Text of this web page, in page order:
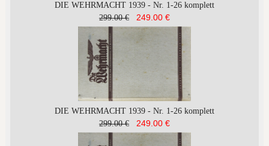
DIE WEHRMACHT 1939 - Nr. 1-26 komplett
299.00 €
249.00 €
DIE WEHRMACHT 1939 - Nr. 1-26 komplett
299.00 €
249.00 €